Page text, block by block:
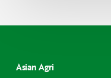
Asian Agri